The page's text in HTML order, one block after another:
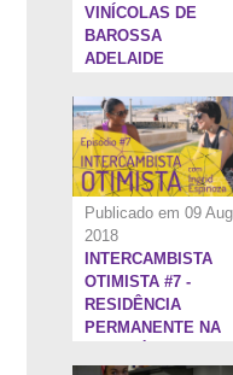
VINÍCOLAS DE
BAROSSA
ADELAIDE
Publicado em 09 Aug
2018
INTERCAMBISTA
OTIMISTA #7 -
RESIDÊNCIA
PERMANENTE NA
10:16''